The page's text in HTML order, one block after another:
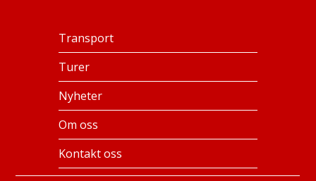
Transport
Turer
Nyheter
Om oss
Kontakt oss